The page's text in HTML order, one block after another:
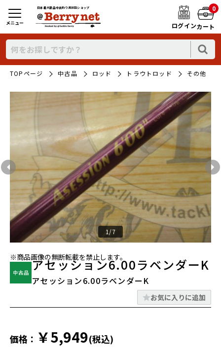
日本最大新品中古釣り具WEBショップ
ログイン
0
カート
メニュー
TOPページ 中古品 ロッド トラウトロッド その他
1/7
※商品画像の無断転載を禁止します。
アセッション6.00ラベンダーK
アセッション6.00ラベンダーK
お気に入りに追加
価格： ￥5,949(税込)